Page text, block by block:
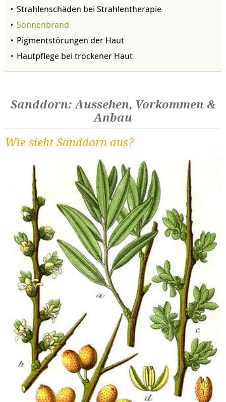
Strahlenschäden bei Strahlentherapie
Sonnenbrand
Pigmentstörungen der Haut
Hautpflege bei trockener Haut
Sanddorn: Aussehen, Vorkommen &
Anbau
Wie sieht Sanddorn aus?